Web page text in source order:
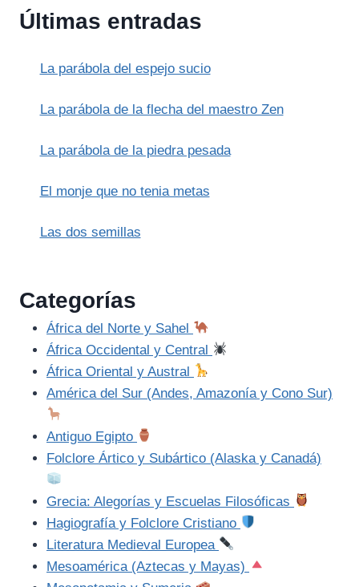
Y
FARAÓN
Últimas entradas
La parábola del espejo sucio
La parábola de la flecha del maestro Zen
La parábola de la piedra pesada
El monje que no tenia metas
Las dos semillas
Categorías
África del Norte y Sahel
África Occidental y Central
África Oriental y Austral
América del Sur (Andes, Amazonía y Cono Sur)
Antiguo Egipto
Folclore Ártico y Subártico (Alaska y Canadá)
Grecia: Alegorías y Escuelas Filosóficas
Hagiografía y Folclore Cristiano
Literatura Medieval Europea
Mesoamérica (Aztecas y Mayas)